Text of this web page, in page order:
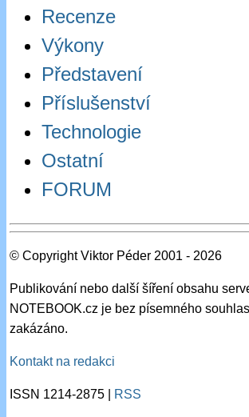
Recenze
Výkony
Představení
Příslušenství
Technologie
Ostatní
FORUM
© Copyright Viktor Péder 2001 - 2026
Publikování nebo další šíření obsahu
NOTEBOOK.cz je bez písemného
zakázáno.
Kontakt na redakci
ISSN 1214-2875 | RSS